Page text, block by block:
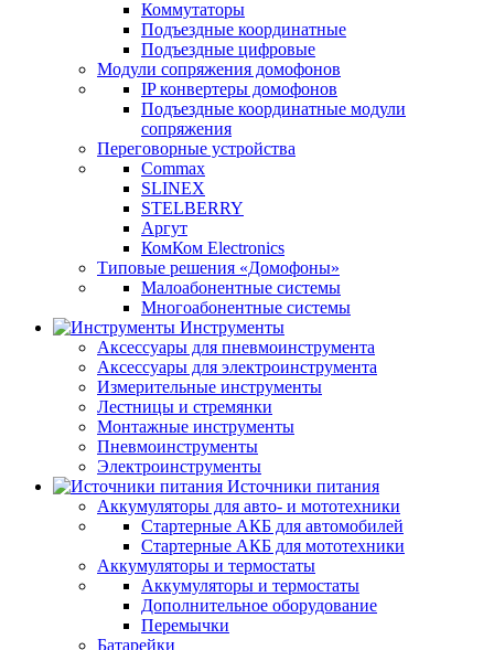
Коммутаторы
Подъездные координатные
Подъездные цифровые
Модули сопряжения домофонов
IP конвертеры домофонов
Подъездные координатные модули
сопряжения
Переговорные устройства
Commax
SLINEX
STELBERRY
Аргут
КомКом Electronics
Типовые решения «Домофоны»
Малоабонентные системы
Многоабонентные системы
Инструменты
Аксессуары для пневмоинструмента
Аксессуары для электроинструмента
Измерительные инструменты
Лестницы и стремянки
Монтажные инструменты
Пневмоинструменты
Электроинструменты
Источники питания
Аккумуляторы для авто- и мототехники
Стартерные АКБ для автомобилей
Стартерные АКБ для мототехники
Аккумуляторы и термостаты
Аккумуляторы и термостаты
Дополнительное оборудование
Перемычки
Батарейки